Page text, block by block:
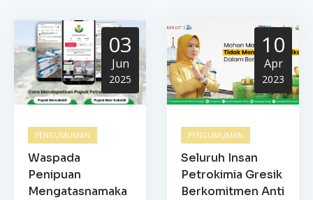
03
Jun
2025
PENGUMUMAN
Waspada
Penipuan
Mengatasnamaka
10
Apr
2023
PENGUMUMAN
Seluruh Insan
Petrokimia Gresik
Berkomitmen Anti